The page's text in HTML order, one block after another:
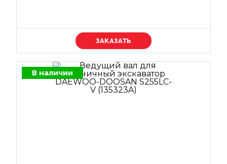
Уточняйте цену
В наличии